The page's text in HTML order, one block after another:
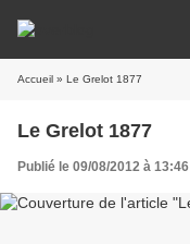
Accueil » Le Grelot 1877
Le Grelot 1877
Publié le 09/08/2012 à 13:46